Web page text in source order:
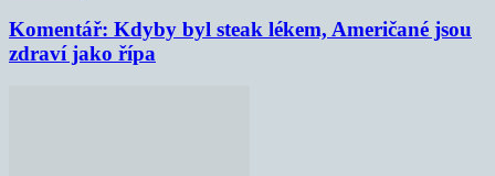
Komentář: Kdyby byl steak lékem, Američané jsou
zdraví jako řípa